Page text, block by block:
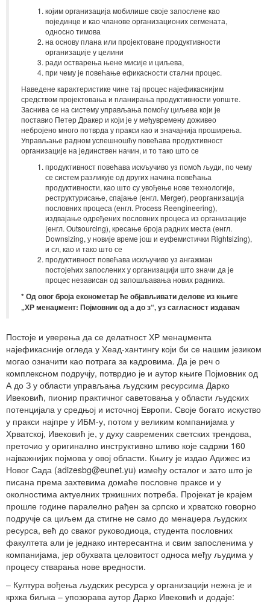
којим организација мобилише своје запослене као
појединце и као чланове организационих сегмената,
односно тимова
на основу плана или пројектоване продуктивности
организације у целини
ради остварења њене мисије и циљева,
при чему је повећање ефикасности стални процес.
Наведене карактеристике чине тај процес најефикаснијим
средством пројектовања и планирања продуктивности уопште.
Заснива се на систему управљања помоћу циљева који је
поставио Петер Дракер и који је у међувремену доживео
небројено много потврда у пракси као и значајнија проширења.
Управљање радном успешношћу повећава продуктивност
организације на јединствен начин, и то тако што се
продуктивност повећава искључиво уз помоћ људи, по чему
се систем разликује од других начина повећања
продуктивности, као што су увођење нове технологије,
реструктурисање, спајање (енгл. Merger), реорганизација
пословних процеса (енгл. Process Reengineering),
издвајање одређених пословних процеса из организације
(енгл. Outsourcing), кресање броја радних места (енгл.
Downsizing, у новије време још и еуфемистички Rightsizing),
и сл, као и тако што се
продуктивност повећава искључиво уз ангажман
постојећих запослених у организацији што значи да је
процес независан од запошљавања нових радника.
* Од овог броја економетар ће објављивати делове из књиге
„ХР менаџмент: Појмовник од а до з“, уз сагласност издавач
Постоје и уверења да се делатност ХР менаџмента
најефикасније огледа у Хеад-хантингу који би се нашим језиком
могао означити као потрага за кадровима. Да је реч о
комплексном подручју, потврдио је и аутор књиге Појмовник од
А до З у области управљања људским ресурсима Дарко
Ивековић, пионир практичног саветовања у области људских
потенцијала у средњој и источној Европи. Своје богато искуство
у пракси најпре у ИБМ-у, потом у великим компанијама у
Хрватској, Ивековић је, у духу савремених светских трендова,
преточио у оригинално инструктивно штиво које садржи 160
најважнијих појмова у овој области. Књигу је издао Адижес из
Новог Сада (adizesbg@eunet.yu) између осталог и зато што је
писана према захтевима домаће пословне праксе и у
околностима актуелних тржишних потреба. Пројекат је крајем
прошле године паралелно рађен за српско и хрватско говорно
подручје са циљем да стигне не само до менаџера људских
ресурса, већ до сваког руководиоца, студента пословних
факултета али је једнако интересантна и свим запосленима у
компанијама, јер обухвата целовитост односа међу људима у
процесу стварања нове вредности.
– Култура вођења људских ресурса у организацији нежна је и
крхка биљка – упозорава аутор Дарко Ивековић и додаје: